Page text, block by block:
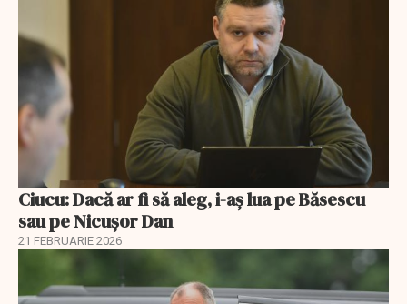
Ciucu: Dacă ar fi să aleg, i-aș lua pe Băsescu
sau pe Nicușor Dan
21 FEBRUARIE 2026